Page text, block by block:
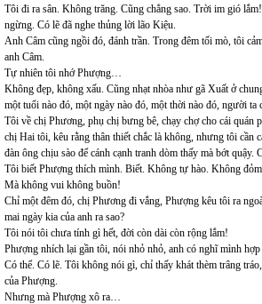
Tôi đi ra sân. Không trăng. Cũng chẳng sao. Trời im gió
ngừng. Có lẽ đã nghe thủng lời lão Kiệu.
Anh Câm cũng ngồi đó, đánh trần. Trong đêm tối mò, tôi
anh Câm.
Tự nhiên tôi nhớ Phượng…
Không đẹp, không xấu. Cũng nhạt nhòa như gã Xuất ở
một tuổi nào đó, một ngày nào đó, một thời nào đó, người ta
Tôi về chị Phương, phụ chị bưng bê, chạy chợ cho cái quán
chị Hai tôi, kêu rằng thân thiết chắc là không, nhưng tôi cần
đàn ông chịu sào để cánh cạnh tranh dòm thấy mà bớt quậy.
Tôi biết Phượng thích mình. Biết. Không tự hào. Không
Mà không vui không buồn!
Chỉ một đêm đó, chị Phương đi vắng, Phượng kêu tôi ra
mai ngày kia của anh ra sao?
Tôi nói tôi chưa tính gì hết, đời còn dài còn rộng lắm!
Phượng nhích lại gần tôi, nói nhỏ nhỏ, anh có nghĩ mình
Có thể. Có lẽ. Tôi không nói gì, chỉ thấy khát thèm trâng
của Phượng.
Nhưng mà Phượng xô ra…